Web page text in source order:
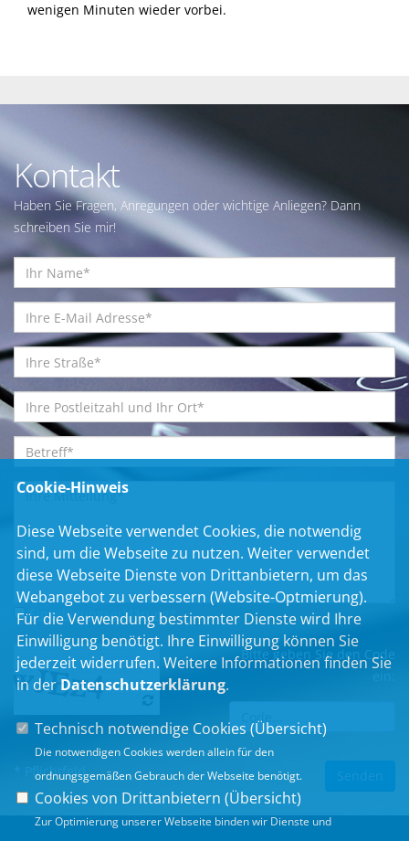
wenigen Minuten wieder vorbei.
Kontakt
Haben Sie Fragen, Anregungen oder wichtige Anliegen? Dann
schreiben Sie mir!
Einwilligungserklärung*
Bitte geben Sie den Code
* Pflichtfeld
Cookie-Hinweis
Diese Webseite verwendet Cookies, die notwendig
sind, um die Webseite zu nutzen. Weiter verwendet
diese Webseite Dienste von Drittanbietern, um das
Webangebot zu verbessern (Website-Optmierung).
Für die Verwendung bestimmter Dienste wird Ihre
Einwilligung benötigt. Ihre Einwilligung können Sie
jederzeit widerrufen. Weitere Informationen finden Sie
in der Datenschutzerklärung.
Technisch notwendige Cookies (Übersicht)
Die notwendigen Cookies werden allein für den
ordnungsgemäßen Gebrauch der Webseite benötigt.
Cookies von Drittanbietern (Übersicht)
Zur Optimierung unserer Webseite binden wir Dienste und